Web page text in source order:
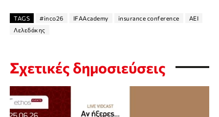
TAGS #inco26 IFAAcademy insurance conference
ΑΕΙ
Λελεδάκης
Σχετικές δημοσιεύσεις